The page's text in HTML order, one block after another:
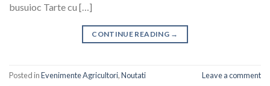
busuioc Tarte cu […]
CONTINUE READING →
Posted inEvenimente Agricultori,Noutati Leave a comment